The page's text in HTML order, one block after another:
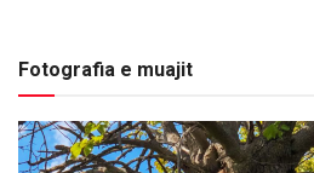
Fotografia e muajit